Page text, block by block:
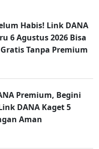
Habis! Link DANA
6 Agustus 2026 Bisa
Tanpa Premium
Premium, Begini
DANA Kaget 5
Aman